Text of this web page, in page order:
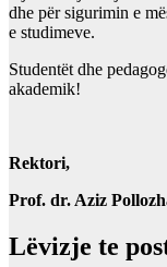
dhe për sigurimin e
e studimeve.
Studentët dhe
akademik!
Rektori,
Prof. dr. Aziz
Lëvizje te